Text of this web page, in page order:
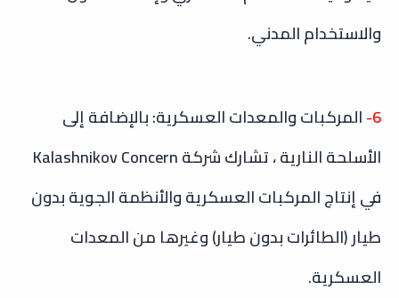
والاستخدام المدني.
6- المركبات والمعدات العسكرية: بالإضافة إلى
الأسلحة النارية ، تشارك شركة Kalashnikov Concern
في إنتاج المركبات العسكرية والأنظمة الجوية بدون
طيار (الطائرات بدون طيار) وغيرها من المعدات
العسكرية.